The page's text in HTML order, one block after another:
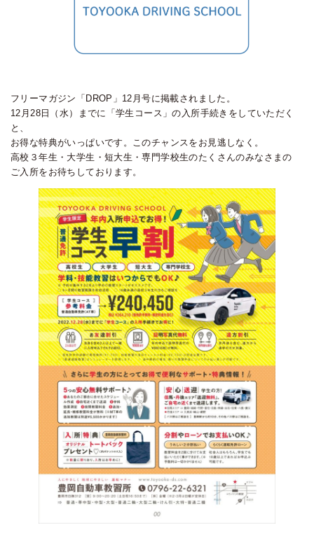
フリーマガジン「DROP」12月号に掲載されました。
12月28日（水）までに「学生コース」の入所手続きをしていただく
と、
お得な特典がいっぱいです。このチャンスをお見逃しなく。
高校３年生・大学生・短大生・専門学校生のたくさんのみなさまの
ご入所をお待ちしております。